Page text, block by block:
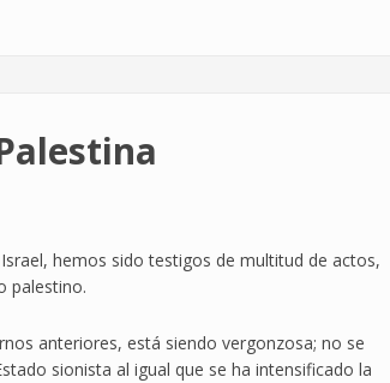
hemos sido testigos de multitud de actos,
palestino.
anteriores, está siendo vergonzosa; no se
sionista al igual que se ha intensificado la